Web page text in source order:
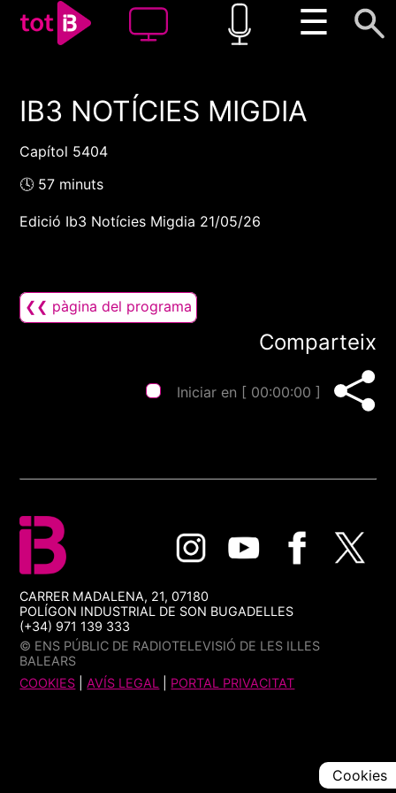
☰
00:00 00:00
IB3 NOTÍCIES MIGDIA
Capítol 5404
🕓 57 minuts
Edició Ib3 Notícies Migdia 21/05/26
❮❮ pàgina del programa
Comparteix
Iniciar en [ 00:00:00 ]
CARRER MADALENA, 21, 07180
POLÍGON INDUSTRIAL DE SON BUGADELLES
(+34) 971 139 333
© ENS PÚBLIC DE RADIOTELEVISIÓ DE LES ILLES
BALEARS
COOKIES |AVÍS LEGAL PORTAL PRIVACITAT
Cookies